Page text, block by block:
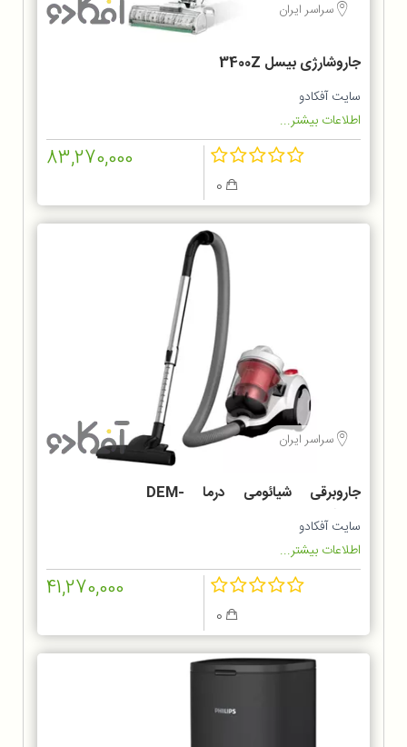
سراسر ایران
جاروشارژی بیسل 3400Z
سایت آفکادو
اطلاعات بیشتر...
83,270,000
سراسر ایران
جاروبرقی شیائومی درما DEM-
TJ301W
سایت آفکادو
اطلاعات بیشتر...
41,270,000